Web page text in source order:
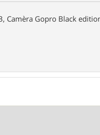
Camèra Gopro Black